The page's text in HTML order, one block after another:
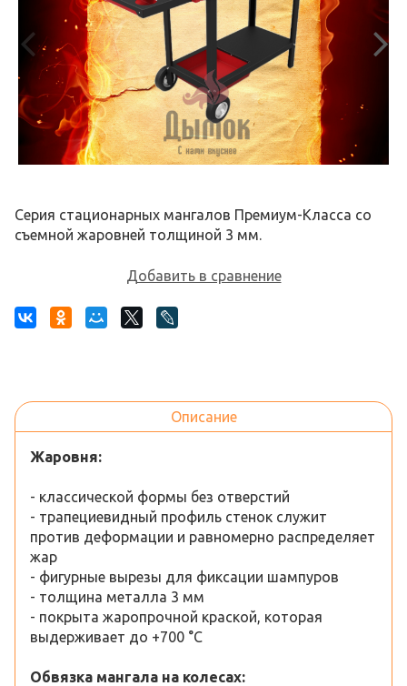
Серия стационарных мангалов Премиум-Класса со
съемной жаровней толщиной 3 мм.
Добавить в сравнение
Описание
Жаровня:
- классической формы без отверстий
- трапециевидный профиль стенок служит
против деформации и равномерно распределяет
жар
- фигурные вырезы для фиксации шампуров
- толщина металла 3 мм
- покрыта жаропрочной краской, которая
выдерживает до +700 °C
Обвязка мангала на колесах: